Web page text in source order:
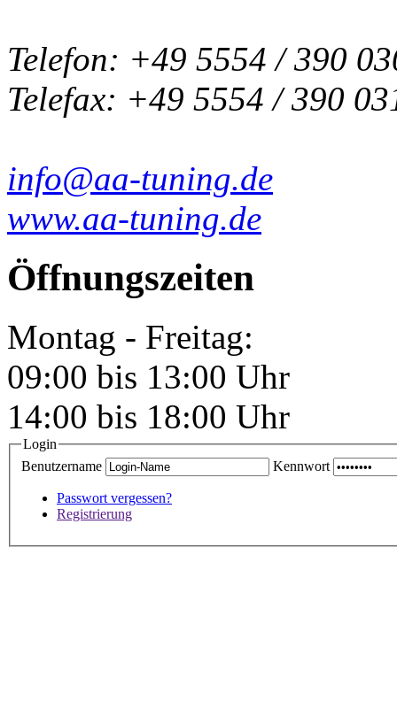
Telefon: +49 5554 / 390
Telefax: +49 5554 / 390
info@aa-tuning.de
www.aa-tuning.de
Öffnungszeiten
Montag - Freitag:
09:00 bis 13:00 Uhr
14:00 bis 18:00 Uhr
Login
Benutzername
Kennwort
Passwort vergessen?
Registrierung